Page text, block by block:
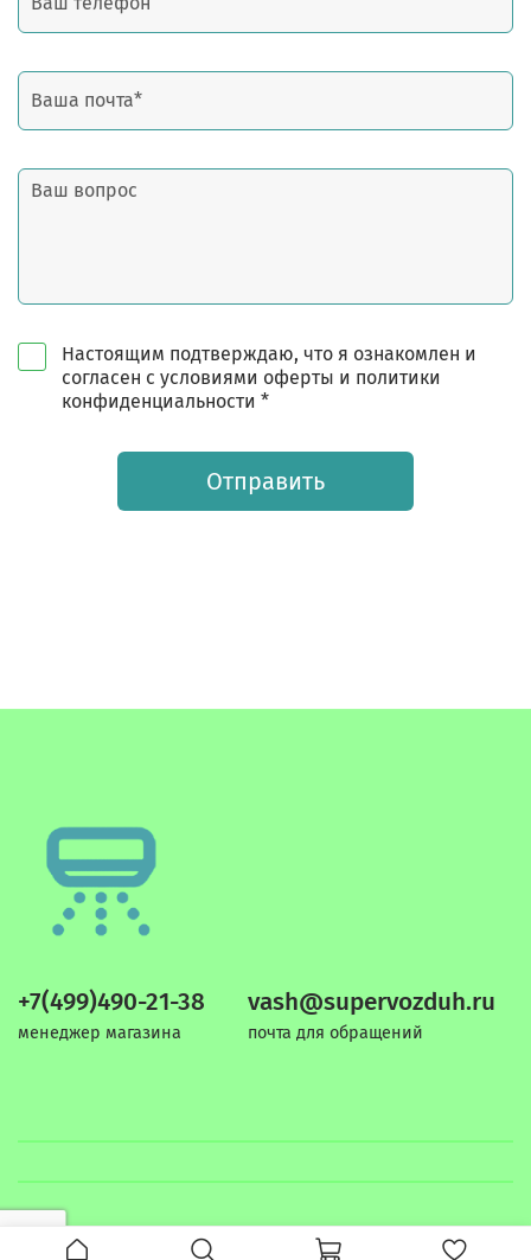
Настоящим подтверждаю, что я ознакомлен и
согласен с условиями оферты и политики
конфиденциальности *
Отправить
+7(499)490-21-38
менеджер магазина
vash@supervozduh.ru
почта для обращений